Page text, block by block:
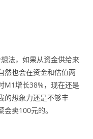
法，如果从资金供给来
然也会在资金和估值两
M1增长38%，现在还是
的想象力还是不够丰
卖100元的。